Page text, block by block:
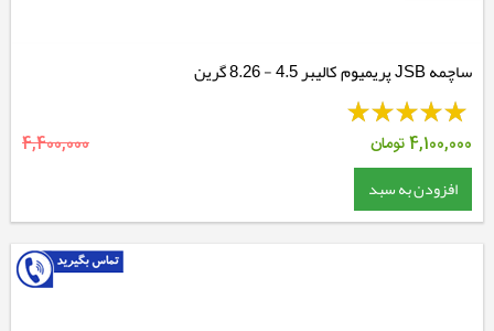
ساچمه JSB پریمیوم کالیبر 4.5 - 8.26 گرین
4,100,000تومان 4,400,000
افزودن به سبد